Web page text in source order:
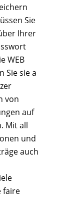
Sie
Ihrer
WEB
Sie sie a
von
auf
Mit all
und
auch
faire